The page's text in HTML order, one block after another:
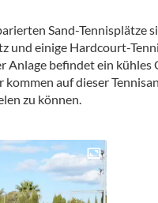
Sand-Tennisplätze
und einige Hardcourt-
Anlage befindet ein
kommen auf dieser
zu können.